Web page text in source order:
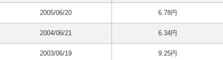
2005/06/20 6.78円
2004/06/21 6.34円
2003/06/19 9.25円